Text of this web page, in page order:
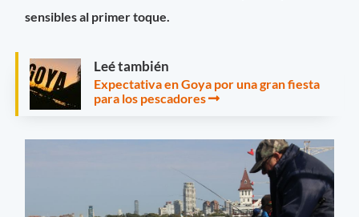
sensibles al primer toque.
Leé también
Expectativa en Goya por una gran fiesta
para los pescadores